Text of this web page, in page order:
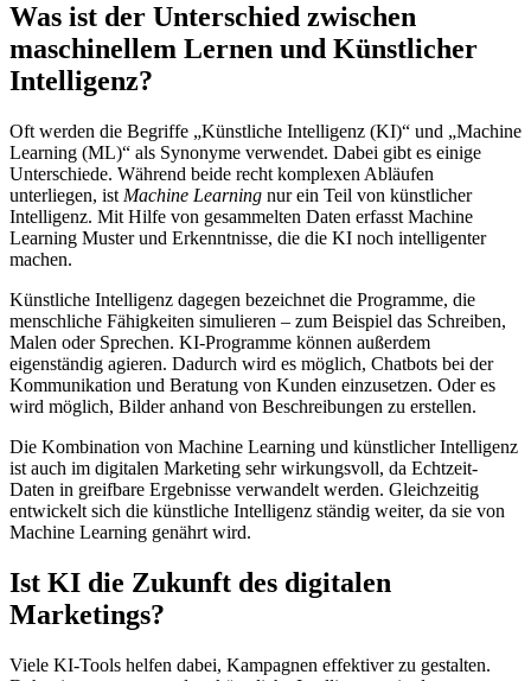
Was ist der Unterschied zwischen
maschinellem Lernen und Künstlicher
Intelligenz?
Oft werden die Begriffe „Künstliche Intelligenz (KI)“ und „Machine
Learning (ML)“ als Synonyme verwendet. Dabei gibt es einige
Unterschiede. Während beide recht komplexen Abläufen
unterliegen, ist Machine Learning nur ein Teil von künstlicher
Intelligenz. Mit Hilfe von gesammelten Daten erfasst Machine
Learning Muster und Erkenntnisse, die die KI noch intelligenter
machen.
Künstliche Intelligenz dagegen bezeichnet die Programme, die
menschliche Fähigkeiten simulieren – zum Beispiel das Schreiben,
Malen oder Sprechen. KI-Programme können außerdem
eigenständig agieren. Dadurch wird es möglich, Chatbots bei der
Kommunikation und Beratung von Kunden einzusetzen. Oder es
wird möglich, Bilder anhand von Beschreibungen zu erstellen.
Die Kombination von Machine Learning und künstlicher Intelligenz
ist auch im digitalen Marketing sehr wirkungsvoll, da Echtzeit-
Daten in greifbare Ergebnisse verwandelt werden. Gleichzeitig
entwickelt sich die künstliche Intelligenz ständig weiter, da sie von
Machine Learning genährt wird.
Ist KI die Zukunft des digitalen
Marketings?
Viele KI-Tools helfen dabei, Kampagnen effektiver zu gestalten.